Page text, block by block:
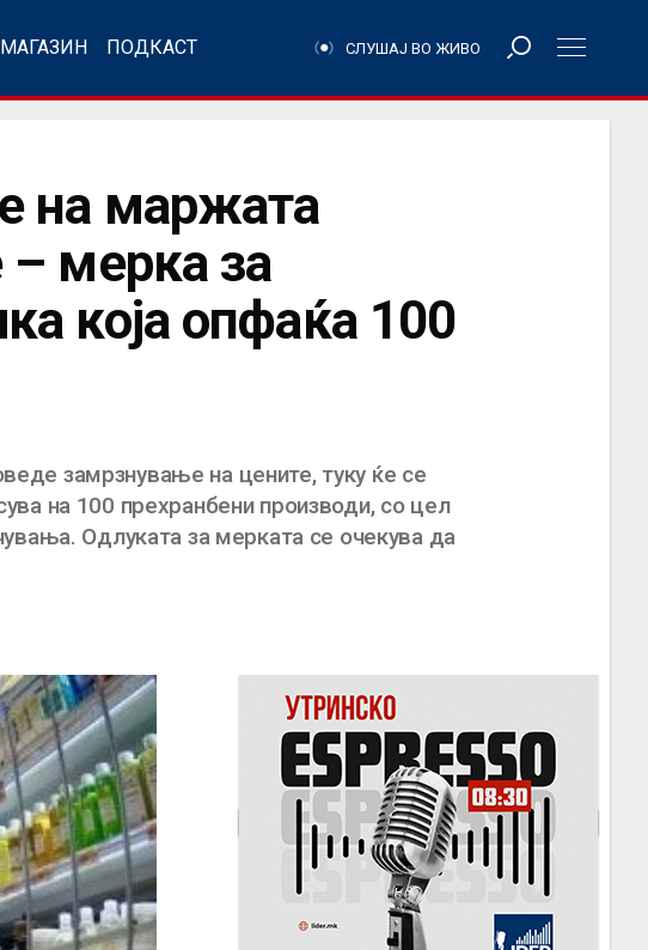
МАГАЗИН ПОДКАСТ СЛУШАЈ ВО ЖИВО
на маржата
мерка за
која опфаќа 100
замрзнување на цените, туку ќе се
на 100 прехранбени производи, со цел
Одлуката за мерката се очекува да